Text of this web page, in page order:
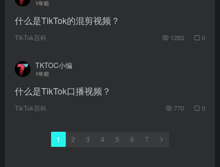
1年前
什么是TikTok的混剪视频？
TikTok百科 1283 0
TKTOC小编
1年前
什么是TikTok口播视频？
TikTok百科 770 0
1 2 3 4 5 6 7